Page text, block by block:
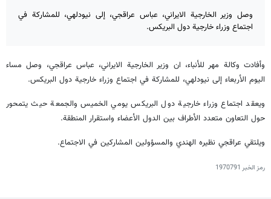
وصل وزير الخارجية الايراني، عباس عراقجي، إلى نيودلهي، للمشاركة في
اجتماع وزراء خارجية دول البريكس.
وأفادت وكالة مهر للأنباء، ان وزير الخارجية الايراني، عباس عراقجي، وصل مساء
اليوم الأربعاء إلى نيودلهي، للمشاركة في اجتماع وزراء خارجية دول البريكس.
ويعقد اجتماع وزراء خارجية دول البريكس يومي الخميس والجمعة حيث يتمحور
حول التعاون متعدد الأطراف بين الدول الأعضاء واستقرار المنطقة.
ويلتقي عراقجي نظيره الهندي والمسؤولين المشاركين في الاجتماع.
رمز الخبر 1970791